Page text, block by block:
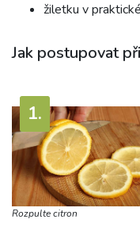
žiletku v
Jak postupovat
Rozpulte citron